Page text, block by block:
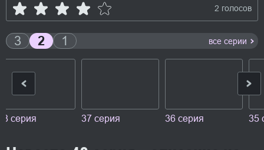
2 голосов
3 2 1 все серии
серия 37 серия 36 серия 35